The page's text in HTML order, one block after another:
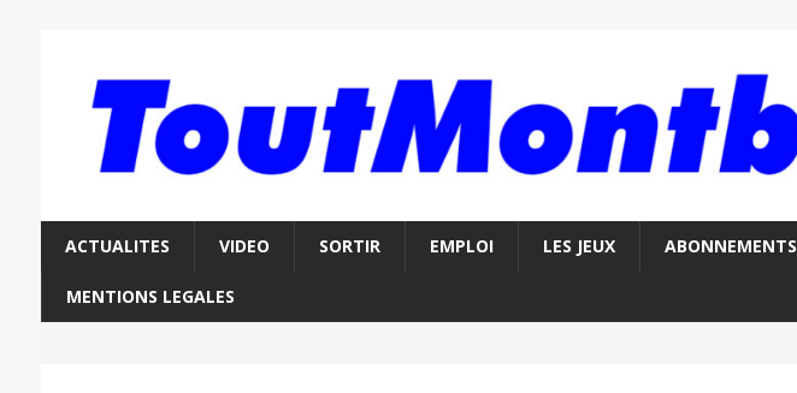
ACTUALITES VIDEO SORTIR EMPLOI LES JEUX ABONNEMENTS
MENTIONS LEGALES